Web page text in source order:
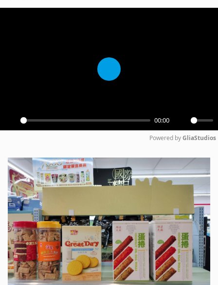
Play
00:00
Mute
Play
Powered by GliaStudios